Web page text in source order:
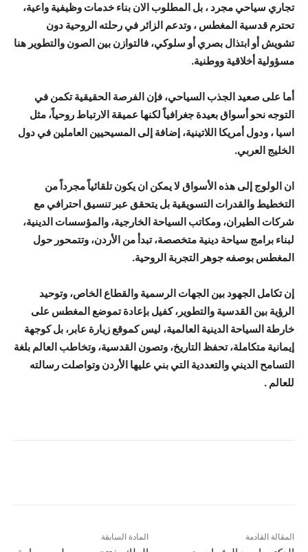
تجاري سياحي مجرد ، بل المطلوب الان بناء خدمات وظيفية واعية،
تحترم قدسية المغطس ، وتدعم الزائر في رحلته الروحية دون
تشويش أو ابتذال بصري أو سلوكي، فالتوازن بين الصون والتطوير هنا
مسؤولية أخلاقية ووطنية.
أما على صعيد الجذب السياحي، فإن الفرصة الحقيقية تكمن في
التوجه نحو أسواق بعيدة جغرافياً لكنها عميقة الارتباط روحياً، مثل
اسيا ، ودول أمريكا اللاتينية، إضافة إلى المسيحيين العاملين في دول
الخليج العربي.
ان الولوج إلى هذه الأسواق لا يمكن ان يكون تلقائياً مجرداً من
التخطيط والقدرات التسويقية بل يتحقق عبر تنسيق احترافي مع
شركات الطيران، ومكاتب السياحة الخارجية، والمؤسسات الدينية،
لبناء برامج سياحة دينية متخصصة، تبدأ من الأردن، وتتمحور حول
المغطس بوصفه جوهر التجربة الروحية.
إن تكامل الجهود بين الجهات الرسمية والقطاع الخاص، وتوحيد
الرؤية بين القدسية والتطوير، كفيل بإعادة تموضع المغطس على
خارطة السياحة الدينية العالمية، ليس كموقع زيارة عابر، بل كوجهة
إيمانية متكاملة، تحفظ التاريخ، وتصون القدسية، وتخاطب العالم بلغة
التسامح الديني والتعددية التي بني عليها الأردن وتواصلت رسالته
للعالم .
المادة السابقة المقالة القادمة